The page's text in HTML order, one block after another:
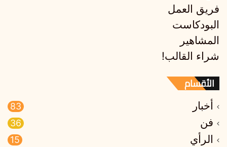
فريق العمل
البودكاست
المشاهير
شراء القالب!
الأقسام
أخبار 83
فن 36
الرأي 15